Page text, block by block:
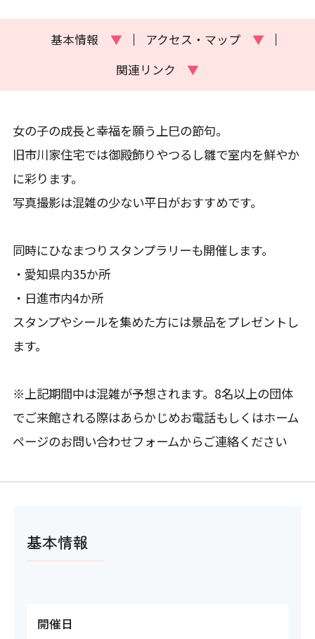
基本情報 ▼ アクセス・マップ
▼
関連リンク
▼
女の子の成長と幸福を願う上巳の節句。
旧市川家住宅では御殿飾りやつるし雛で室内を鮮やか
に彩ります。
写真撮影は混雑の少ない平日がおすすめです。
同時にひなまつりスタンプラリーも開催します。
・愛知県内35か所
・日進市内4か所
スタンプやシールを集めた方には景品をプレゼントし
ます。
※上記期間中は混雑が予想されます。8名以上の団体
でご来館される際はあらかじめお電話もしくはホーム
ページのお問い合わせフォームからご連絡ください
基本情報
開催日